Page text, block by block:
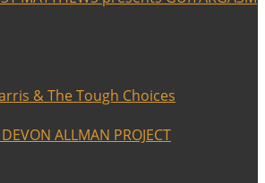
& The Tough Choices
ALLMAN PROJECT